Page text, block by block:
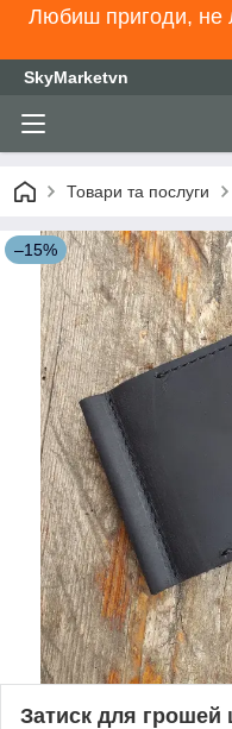
Любиш пригоди, не
SkyMarketvn
Товари та послуги
–15%
Затиск для грошей